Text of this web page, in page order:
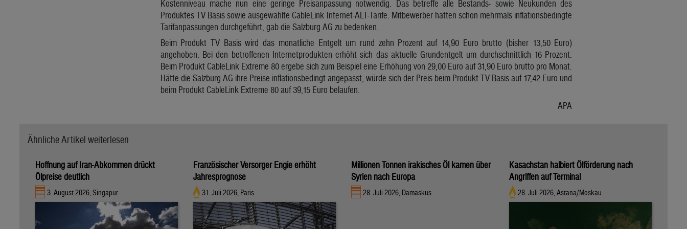
Kostenniveau mache nun eine geringe Preisanpassung notwendig. Das betreffe alle Bestands- sowie Neukunden des
Produktes TV Basis sowie ausgewählte CableLink Internet-ALT-Tarife. Mitbewerber hätten schon mehrmals inflationsbedingte
Tarifanpassungen durchgeführt, gab die Salzburg AG zu bedenken.
Beim Produkt TV Basis wird das monatliche Entgelt um rund zehn Prozent auf 14,90 Euro brutto (bisher 13,50 Euro)
angehoben. Bei den betroffenen Internetprodukten erhöht sich das aktuelle Grundentgelt um durchschnittlich 16 Prozent.
Beim Produkt CableLink Extreme 80 ergebe sich zum Beispiel eine Erhöhung von 29,00 Euro auf 31,90 Euro brutto pro Monat.
Hätte die Salzburg AG ihre Preise inflationsbedingt angepasst, würde sich der Preis beim Produkt TV Basis auf 17,42 Euro und
beim Produkt CableLink Extreme 80 auf 39,15 Euro belaufen.
APA
Ähnliche Artikel weiterlesen
Hoffnung auf Iran-Abkommen drückt
Ölpreise deutlich
3. August 2026, Singapur
Französischer Versorger Engie erhöht
Jahresprognose
31. Juli 2026, Paris
Millionen Tonnen irakisches Öl kamen über
Syrien nach Europa
28. Juli 2026, Damaskus
Kasachstan halbiert Ölförderung nach
Angriffen auf Terminal
28. Juli 2026, Astana/Moskau